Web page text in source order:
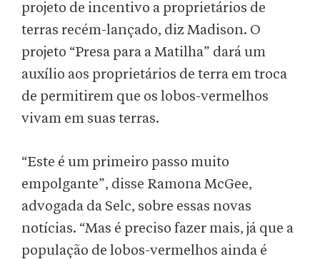
projeto de incentivo a proprietários de
terras recém-lançado, diz Madison. O
projeto “Presa para a Matilha” dará um
auxílio aos proprietários de terra em troca
de permitirem que os lobos-vermelhos
vivam em suas terras.
“Este é um primeiro passo muito
empolgante”, disse Ramona McGee,
advogada da Selc, sobre essas novas
notícias. “Mas é preciso fazer mais, já que a
população de lobos-vermelhos ainda é